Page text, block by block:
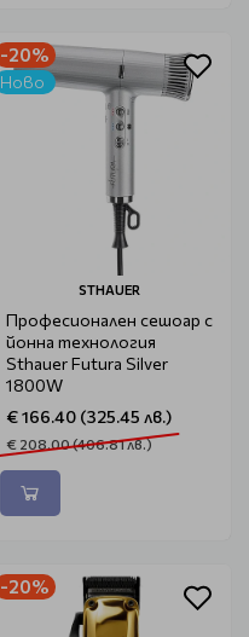
-20%
Ново
STHAUER
Професионален сешоар с
йонна технология
Sthauer Futura Silver
1800W
€ 166.40 (325.45 лв.)
€ 208.00 (406.81 лв.)
-20%